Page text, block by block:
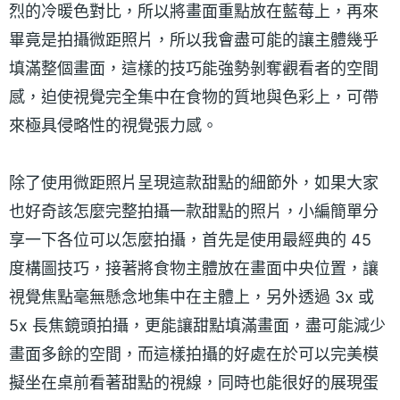
烈的冷暖色對比，所以將畫面重點放在藍莓上，再來
畢竟是拍攝微距照片，所以我會盡可能的讓主體幾乎
填滿整個畫面，這樣的技巧能強勢剝奪觀看者的空間
感，迫使視覺完全集中在食物的質地與色彩上，可帶
來極具侵略性的視覺張力感。
除了使用微距照片呈現這款甜點的細節外，如果大家
也好奇該怎麼完整拍攝一款甜點的照片，小編簡單分
享一下各位可以怎麼拍攝，首先是使用最經典的 45
度構圖技巧，接著將食物主體放在畫面中央位置，讓
視覺焦點毫無懸念地集中在主體上，另外透過 3x 或
5x 長焦鏡頭拍攝，更能讓甜點填滿畫面，盡可能減少
畫面多餘的空間，而這樣拍攝的好處在於可以完美模
擬坐在桌前看著甜點的視線，同時也能很好的展現蛋